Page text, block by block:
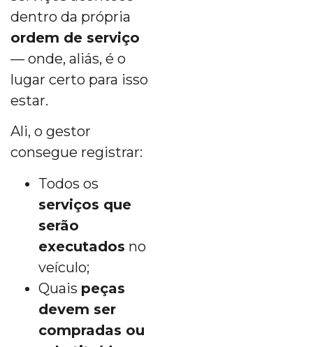
dentro da própria
ordem de serviço
— onde, aliás, é o
lugar certo para isso
estar.
Ali, o gestor
consegue registrar:
Todos os
serviços que
serão
executados no
veículo;
Quais peças
devem ser
compradas ou